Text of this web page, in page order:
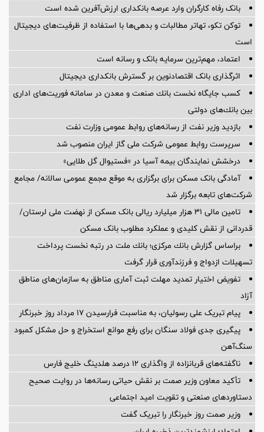
بانک رفاه کارگران وارد عرصه بانکداری ارزش‌آفرین شده است
توکن تکو، تهاتر مطالبات و بدهی‌ها با استفاده از ظرفیت‌های دیجیتال
است
اعتماد، مهم‌ترین سرمایه بانک و رسانه است
اثرگذاری بانک اقتصادنوین بر گسترش بانکداری دیجیتال
كسب جایگاه نخست بانك صنعت و معدن در سامانه فوریت‌های اداری
بین بانك‌های دولتی
بازدید وزیر نفت از رسانه‌های روابط عمومی وزارت نفت
سرپرست روابط عمومی شركت ملی گاز ایران منصوب شد
درخشش نمایندگان بیمه آسیا در «فستیوال گل طلایی»
آمادگی بانک مسکن برای برگزاری به موقع مجمع عمومی سالانه/ مجامع
شرکت‌های تابعه برگزار شد
تامین مالی ۳۱ هزار میلیارد ریالی بانک مسکن از نهضت ملی لرستان/
قدردانی از نقش کلیدی و عملکرد مطلوب بانک مسکن
براساس گزارش بانك مركزی؛ بانك ملت در رتبه نخست پرداخت
تسهیلات ازدواج و فرزندآوری قرار گرفت
تفویض اختیار تمدید مهلت ثبت آماری مناطق به سازمان‌های مناطق
آزاد
پیام تبریک علی رسولیان، به مناسبت فرارسیدن ۱۷ مرداد روز خبرنگار
پیگیری جدی فولاد سنگان برای رفع موانع استخراج و حل مشکل کمبود
سنگ‌آهن
ناگفته‌های قربانزاده از واگذاری ۱۲ درصد هلدینگ خلیج فارس
تأکید معاون وزیر صمت بر نقش حیاتی رسانه‌ها در روایت صحیح
دستاوردهای صنعتی و تقویت امید اجتماعی
وزیر صمت روز خبرنگار را تبریک گفت